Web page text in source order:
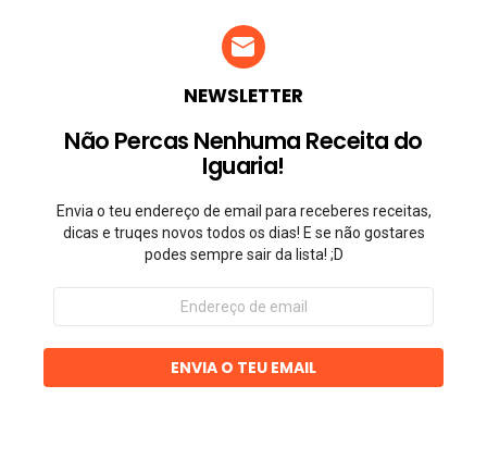
NEWSLETTER
Não Percas Nenhuma Receita do
Iguaria!
Envia o teu endereço de email para receberes receitas,
dicas e truqes novos todos os dias! E se não gostares
podes sempre sair da lista! ;D
Endereço
email
ENVIA O TEU EMAIL